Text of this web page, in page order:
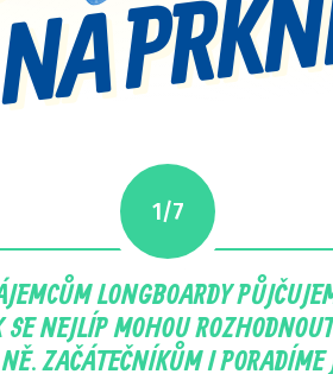
1/7
LONGBOARDY
NEJLÍP MOHOU
ZAČÁTEČNÍKŮM I